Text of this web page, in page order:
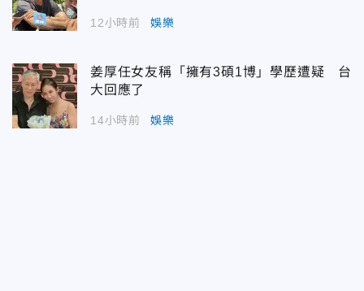
12小時前 娛樂
姜厚任女友稱「擁有3碩1博」學歷遭疑 台
大回應了
14小時前 娛樂